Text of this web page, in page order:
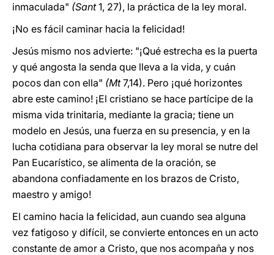
inmaculada" (Sant1, 27), la práctica de la ley moral.
¡No es fácil caminar hacia la felicidad!
Jesús mismo nos advierte: "¡Qué estrecha es la puerta
y qué angosta la senda que lleva a la vida, y cuán
pocos dan con ella" (Mt7,14). Pero ¡qué horizontes
abre este camino! ¡El cristiano se hace partícipe de la
misma vida trinitaria, mediante la gracia; tiene un
modelo en Jesús, una fuerza en su presencia, y en la
lucha cotidiana para observar la ley moral se nutre del
Pan Eucarístico, se alimenta de la oración, se
abandona confiadamente en los brazos de Cristo,
maestro y amigo!
El camino hacia la felicidad, aun cuando sea alguna
vez fatigoso y difícil, se convierte entonces en un acto
constante de amor a Cristo, que nos acompaña y nos